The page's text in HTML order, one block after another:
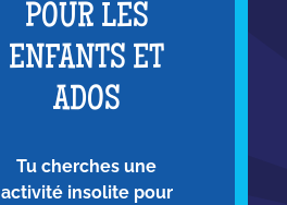
POUR LES
ENFANTS ET
ADOS
Tu cherches une
activité insolite pour